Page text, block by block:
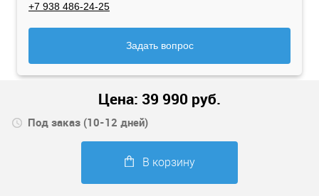
+7 938 486-24-25
Задать вопрос
Цена: 39 990 руб.
Под заказ (10-12 дней)
В корзину